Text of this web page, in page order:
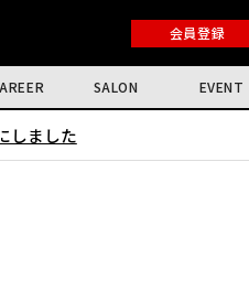
会員登録
SALON EVENT
しました